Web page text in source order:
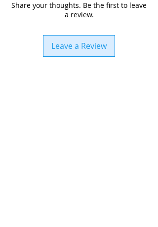
perioada de așteptare poate crește până
la 60 zile iar clientului îi poate fi solicitată
Share your thoughts. Be the first to leave
a review.
Leave a Review